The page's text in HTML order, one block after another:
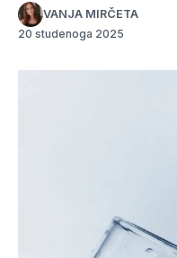
VANJA MIRČETA
20 studenoga 2025